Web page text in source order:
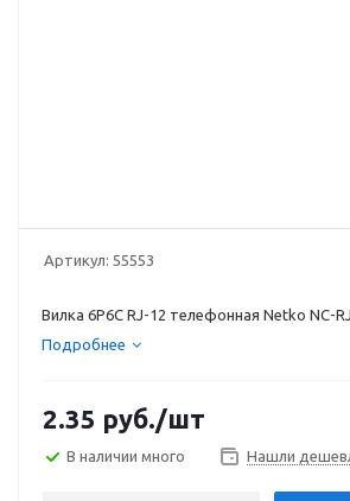
Артикул: 55553
Вилка 6P6C RJ-12 телефонная Netko NC-
Подробнее
2.35 руб./шт
В наличии много Нашли